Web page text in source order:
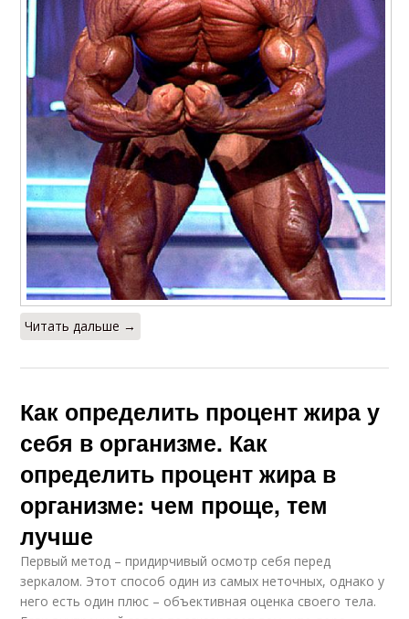
Читать дальше →
Как определить процент жира у
себя в организме. Как
определить процент жира в
организме: чем проще, тем
лучше
Первый метод – придирчивый осмотр себя перед
зеркалом. Этот способ один из самых неточных, однако у
него есть один плюс – объективная оценка своего тела.